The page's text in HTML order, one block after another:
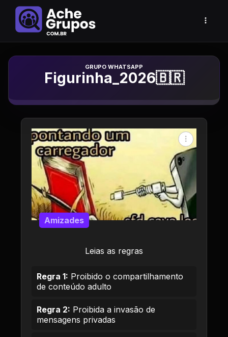
Grupo de Whatsapp
Figurinha_2026🇧🇷
Leias as regras
Amizades
Regra 1: Proibido o compartilhamento
de conteúdo adulto
Regra 2: Proibida a invasão de
mensagens privadas